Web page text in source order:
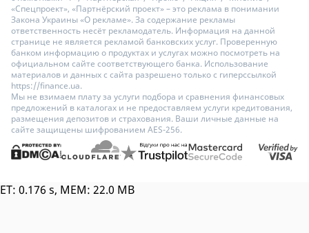
«Спецпроект», «Партнёрский проект» – это реклама в понимании
Закона Украины «О рекламе». За содержание рекламы
ответственность несёт рекламодатель. Информация на данной
странице не является рекламой банковских услуг. Проверенную
банком информацию о продуктах и услугах можно посмотреть на
официальном сайте соответствующего банка. Использование
материалов и данных с сайта разрешено только с гиперссылкой
https://finance.ua.
Мы не взимаем плату за услуги подбора и сравнения финансовых
предложений в каталогах и не предоставляем услуги кредитования,
размещения депозитов и страхования. Ваши личные данные на
сайте защищены шифрованием AES-256.
ET: 0.176 s, MEM: 22.0 MB